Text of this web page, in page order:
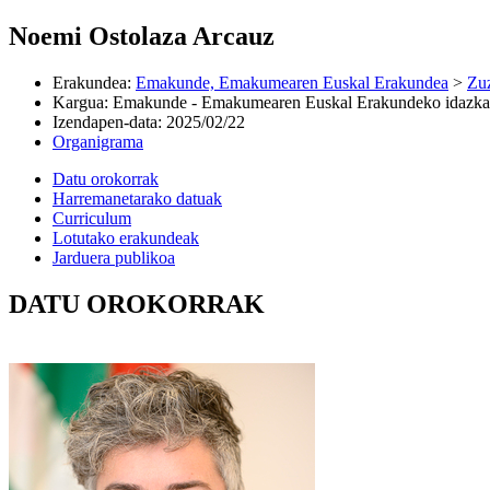
Noemi Ostolaza Arcauz
Erakundea: Emakunde, Emakumearen Euskal Erakundea >
Kargua: Emakunde - Emakumearen Euskal Erakundeko
Izendapen-data: 2025/02/22
Organigrama
Datu orokorrak
Harremanetarako datuak
Curriculum
Lotutako erakundeak
Jarduera publikoa
DATU OROKORRAK